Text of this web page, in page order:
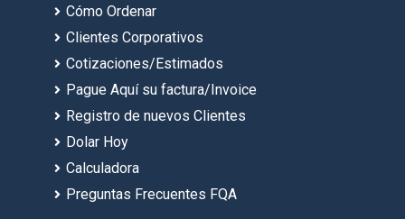
Cómo Ordenar
Clientes Corporativos
Cotizaciones/Estimados
Pague Aquí su factura/Invoice
Registro de nuevos Clientes
Dolar Hoy
Calculadora
Preguntas Frecuentes FQA